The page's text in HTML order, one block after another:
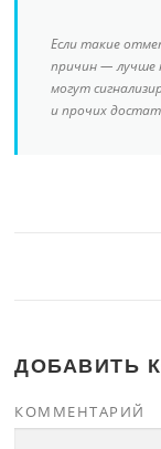
Если такие
причин — лучше
могут
и прочих
ДОБАВИТЬ
КОММЕНТАРИЙ